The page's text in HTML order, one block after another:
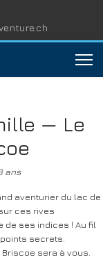
— Le
ans
aventurier du lac de
ces rives
de ses indices ! Au fil
secrets.
sera à vous.